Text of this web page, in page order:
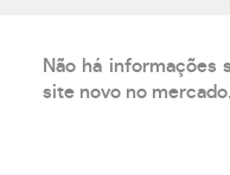
Não há informações
site novo no mercado.